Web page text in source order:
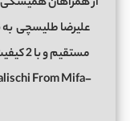
علیرضا طلیسچی
مستقیم و با 2 کیفیت عالی و خوب در رسانه معتبر
From Mifa-